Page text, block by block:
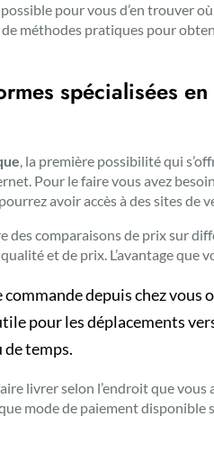
pour vous d’en trouver
méthodes pratiques pour
spécialisées
, la première possibilité qui
Pour le faire vous avez
avoir accès à des sites de
des comparaisons de prix sur
et de prix. L’avantage que
depuis chez vous
pour les déplacements
temps.
livrer selon l’endroit que vous
mode de paiement disponible